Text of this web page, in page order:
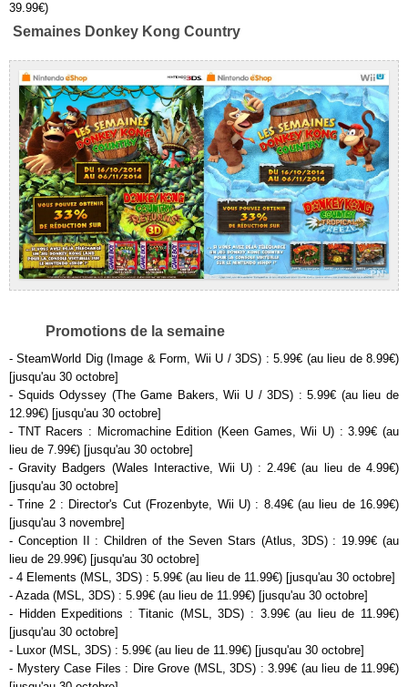
39.99€)
Semaines Donkey Kong Country
Promotions de la semaine
- SteamWorld Dig (Image & Form, Wii U / 3DS) : 5.99€ (au lieu de 8.99€)
[jusqu'au 30 octobre]
- Squids Odyssey (The Game Bakers, Wii U / 3DS) : 5.99€ (au lieu de
12.99€) [jusqu'au 30 octobre]
- TNT Racers : Micromachine Edition (Keen Games, Wii U) : 3.99€ (au
lieu de 7.99€) [jusqu'au 30 octobre]
- Gravity Badgers (Wales Interactive, Wii U) : 2.49€ (au lieu de 4.99€)
[jusqu'au 30 octobre]
- Trine 2 : Director's Cut (Frozenbyte, Wii U) : 8.49€ (au lieu de 16.99€)
[jusqu'au 3 novembre]
- Conception II : Children of the Seven Stars (Atlus, 3DS) : 19.99€ (au
lieu de 29.99€) [jusqu'au 30 octobre]
- 4 Elements (MSL, 3DS) : 5.99€ (au lieu de 11.99€) [jusqu'au 30 octobre]
- Azada (MSL, 3DS) : 5.99€ (au lieu de 11.99€) [jusqu'au 30 octobre]
- Hidden Expeditions : Titanic (MSL, 3DS) : 3.99€ (au lieu de 11.99€)
[jusqu'au 30 octobre]
- Luxor (MSL, 3DS) : 5.99€ (au lieu de 11.99€) [jusqu'au 30 octobre]
- Mystery Case Files : Dire Grove (MSL, 3DS) : 3.99€ (au lieu de 11.99€)